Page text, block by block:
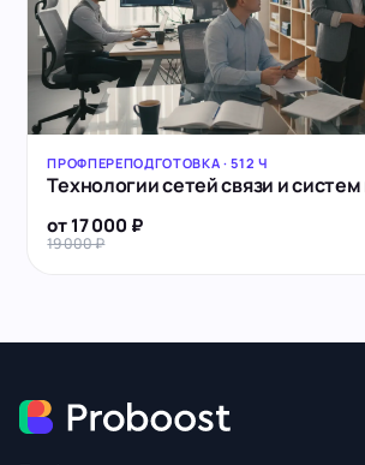
ПРОФПЕРЕПОДГОТОВКА · 512 Ч
Технологии сетей связи и
от 17 000 ₽
19 000 ₽